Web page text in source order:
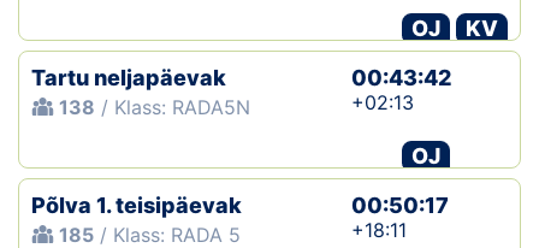
OJ
KV
Tartu neljapäevak
138 / Klass: RADA5N
00:43:42
+02:13
OJ
Põlva 1. teisipäevak
185 / Klass: RADA 5
00:50:17
+18:11